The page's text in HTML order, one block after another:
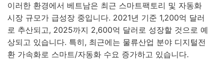
이러한 환경에서 베트남은 최근 스마트팩토리 및 자동화
시장 규모가 급성장 중입니다. 2021년 기준 1,200억 달러
로 추산되고, 2025까지 2,600억 달러로 성장할 것으로 예
상되고 있습니다. 특히, 최근에는 물류산업 분야 디지털전
환 가속화로 스마트/자동화 수요 증가하고 있습니다.